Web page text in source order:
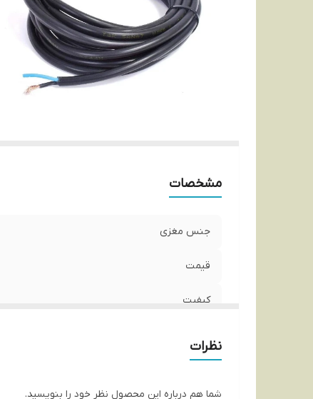
مشخصات
جنس مغزی
قیمت
کیفیت
نظرات
شما هم درباره این محصول نظر خود را بنویسید.